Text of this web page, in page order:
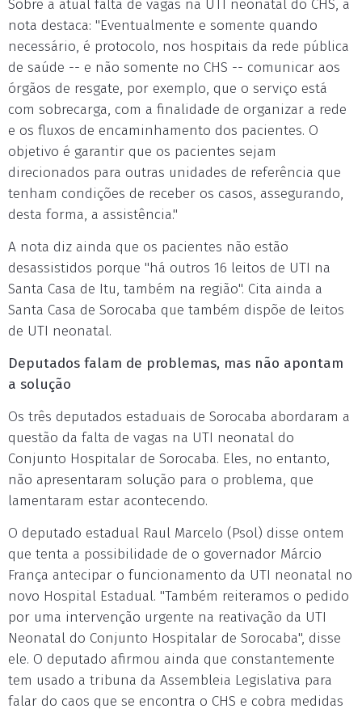
Sobre a atual falta de vagas na UTI neonatal do CHS, a
nota destaca: "Eventualmente e somente quando
necessário, é protocolo, nos hospitais da rede pública
de saúde -- e não somente no CHS -- comunicar aos
órgãos de resgate, por exemplo, que o serviço está
com sobrecarga, com a finalidade de organizar a rede
e os fluxos de encaminhamento dos pacientes. O
objetivo é garantir que os pacientes sejam
direcionados para outras unidades de referência que
tenham condições de receber os casos, assegurando,
desta forma, a assistência."
A nota diz ainda que os pacientes não estão
desassistidos porque "há outros 16 leitos de UTI na
Santa Casa de Itu, também na região". Cita ainda a
Santa Casa de Sorocaba que também dispõe de leitos
de UTI neonatal.
Deputados falam de problemas, mas não apontam
a solução
Os três deputados estaduais de Sorocaba abordaram a
questão da falta de vagas na UTI neonatal do
Conjunto Hospitalar de Sorocaba. Eles, no entanto,
não apresentaram solução para o problema, que
lamentaram estar acontecendo.
O deputado estadual Raul Marcelo (Psol) disse ontem
que tenta a possibilidade de o governador Márcio
França antecipar o funcionamento da UTI neonatal no
novo Hospital Estadual. "Também reiteramos o pedido
por uma intervenção urgente na reativação da UTI
Neonatal do Conjunto Hospitalar de Sorocaba", disse
ele. O deputado afirmou ainda que constantemente
tem usado a tribuna da Assembleia Legislativa para
falar do caos que se encontra o CHS e cobra medidas